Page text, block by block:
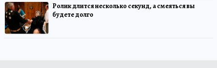
Ролик длится несколько секунд, а смеяться вы
будете долго